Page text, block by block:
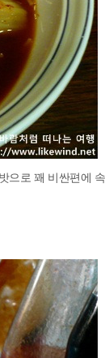
으로 꽤 비싼편에